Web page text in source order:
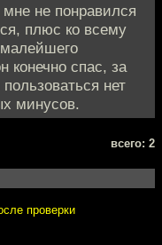
не понравился
плюс ко всему
конечно спас, за
нет
минусов.
всего: 2
проверки